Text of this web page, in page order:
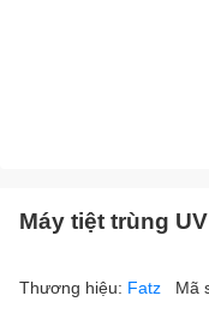
Máy tiệt trùng
Thương hiệu: Fatz Mã